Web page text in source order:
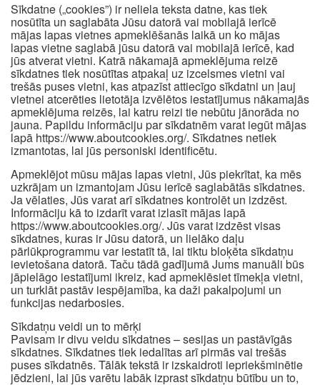
Sīkdatne („cookies”) ir neliela teksta datne, kas tiek
nosūtīta un saglabāta Jūsu datorā vai mobilajā ierīcē
mājas lapas vietnes apmeklēšanās laikā un ko mājas
lapas vietne saglabā jūsu datorā vai mobilajā ierīcē, kad
jūs atverat vietni. Katrā nākamajā apmeklējuma reizē
sīkdatnes tiek nosūtītas atpakaļ uz izcelsmes vietni vai
trešās puses vietni, kas atpazīst attiecīgo sīkdatni un ļauj
vietnei atcerēties lietotāja izvēlētos iestatījumus nākamajās
apmeklējuma reizēs, lai katru reizi tie nebūtu jānorāda no
jauna. Papildu informāciju par sīkdatnēm varat iegūt mājas
lapā https://www.aboutcookies.org/. Sīkdatnes netiek
izmantotas, lai jūs personiski identificētu.
Apmeklējot mūsu mājas lapas vietni, Jūs piekrītat, ka mēs
uzkrājam un izmantojam Jūsu ierīcē saglabātās sīkdatnes.
Ja vēlaties, Jūs varat arī sīkdatnes kontrolēt un izdzēst.
Informāciju kā to izdarīt varat izlasīt mājas lapā
https://www.aboutcookies.org/. Jūs varat izdzēst visas
sīkdatnes, kuras ir Jūsu datorā, un lielāko daļu
pārlūkprogrammu var iestatīt tā, lai tiktu bloķēta sīkdatņu
ievietošana datorā. Taču tādā gadījumā Jums manuāli būs
jāpielāgo iestatījumi ikreiz, kad apmeklēsiet tīmekļa vietni,
un turklāt pastāv iespējamība, ka daži pakalpojumi un
funkcijas nedarbosies.
Sīkdatņu veidi un to mērķi
Pavisam ir divu veidu sīkdatnes – sesijas un pastāvīgās
sīkdatnes. Sīkdatnes tiek iedalītas arī pirmās vai trešās
puses sīkdatnēs. Tālāk tekstā ir izskaidroti iepriekšminētie
jēdzieni, lai jūs varētu labāk izprast sīkdatņu būtību un to,